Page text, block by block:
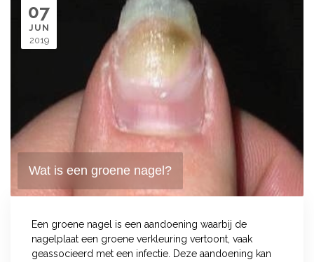
07
JUN
2019
Wat is een groene nagel?
Een groene nagel is een aandoening waarbij de
nagelplaat een groene verkleuring vertoont, vaak
geassocieerd met een infectie. Deze aandoening kan